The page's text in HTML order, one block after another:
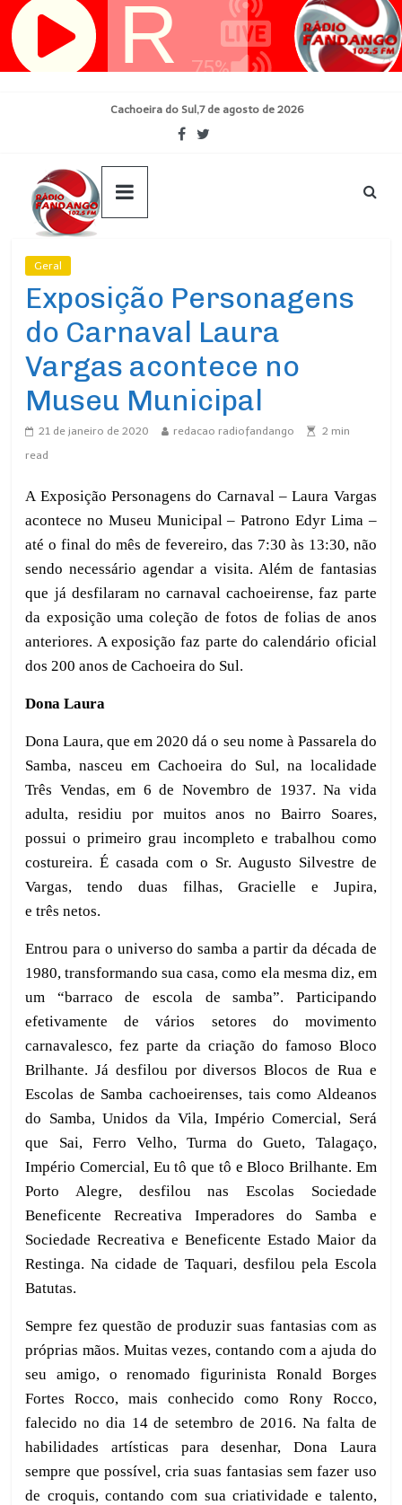
Pular
para
Cachoeira do Sul,7 de agosto de 2026
Geral
Exposição Personagens
do Carnaval Laura
Vargas acontece no
Museu Municipal
21 de janeiro de 2020 redacao radiofandango 2 min
read
A Exposição Personagens do Carnaval – Laura Vargas
acontece no Museu Municipal – Patrono Edyr Lima –
até o final do mês de fevereiro, das 7:30 às 13:30, não
sendo necessário agendar a visita. Além de fantasias
que já desfilaram no carnaval cachoeirense, faz parte
da exposição uma coleção de fotos de folias de anos
anteriores. A exposição faz parte do calendário oficial
dos 200 anos de Cachoeira do Sul.
Dona Laura
Dona Laura, que em 2020 dá o seu nome à Passarela do
Samba, nasceu em Cachoeira do Sul, na localidade
Três Vendas, em 6 de Novembro de 1937. Na vida
adulta, residiu por muitos anos no Bairro Soares,
possui o primeiro grau incompleto e trabalhou como
costureira. É casada com o Sr. Augusto Silvestre de
Vargas, tendo duas filhas, Gracielle e Jupira,
e três netos.
Entrou para o universo do samba a partir da década de
1980, transformando sua casa, como ela mesma diz, em
um “barraco de escola de samba”. Participando
efetivamente de vários setores do movimento
carnavalesco, fez parte da criação do famoso Bloco
Brilhante. Já desfilou por diversos Blocos de Rua e
Escolas de Samba cachoeirenses, tais como Aldeanos
do Samba, Unidos da Vila, Império Comercial, Será
que Sai, Ferro Velho, Turma do Gueto, Talagaço,
Império Comercial, Eu tô que tô e Bloco Brilhante. Em
Porto Alegre, desfilou nas Escolas Sociedade
Beneficente Recreativa Imperadores do Samba e
Sociedade Recreativa e Beneficente Estado Maior da
Restinga. Na cidade de Taquari, desfilou pela Escola
Batutas.
Sempre fez questão de produzir suas fantasias com as
próprias mãos. Muitas vezes, contando com a ajuda do
seu amigo, o renomado figurinista Ronald Borges
Fortes Rocco, mais conhecido como Rony Rocco,
falecido no dia 14 de setembro de 2016. Na falta de
habilidades artísticas para desenhar, Dona Laura
sempre que possível, cria suas fantasias sem fazer uso
de croquis, contando com sua criatividade e talento,